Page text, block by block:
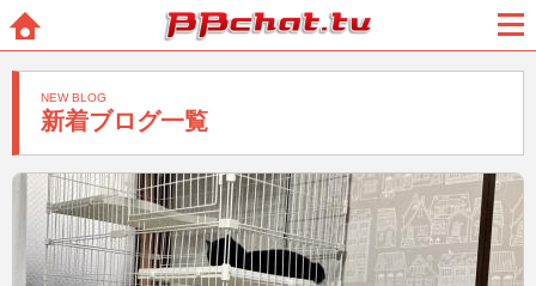
BBchatTV
新着ブログ一覧
NEW BLOG